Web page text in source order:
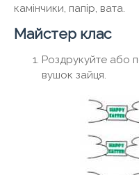
камінчики, папір, вата.
Майстер клас
Роздрукуйте або
вушок зайця.